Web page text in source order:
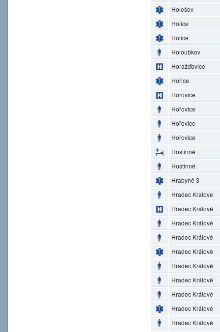
Holešov
Holice
Holice
Holoubkov
Horažďovice
Hořice
Hořovice
Hořovice
Hořovice
Hořovice
Hostinné
Hostinné
Hrabyně 3
Hradec Kralove
Hradec Králové
Hradec Králové
Hradec Králové
Hradec Králové
Hradec Králové
Hradec Králové
Hradec Králové
Hradec Králové
Hradec Králové